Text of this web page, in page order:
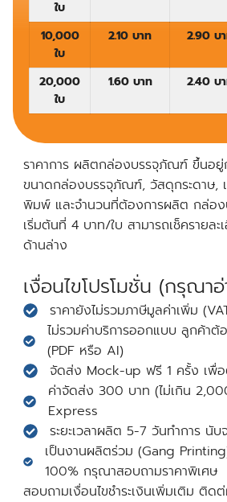
ใบ
10,000
ใบ
2.10 บาท 2.90 บ
20,000
ใบ
1.60 บาท 2.40 บ
ราคาการ ผลิตกล่องบรรจุภัณฑ์ ขึ้นอยู่
ขนาดกล่องบรรจุภัณฑ์, วัสดุกระดาษ,
พิมพ์ และจำนวนที่ต้องการผลิต กล่อ
เริ่มต้นที่ 4 บาท/ใบ สามารถเช็ครายละ
ด้านล่าง
เงื่อนไขโปรโมชั่น (กรุณา
ราคายังไม่รวมภาษีมูลค่าเพิ่ม
ไม่รวมค่าบริการออกแบบ ลูกค้า
(PDF หรือ AI)
จัดส่ง Mock-up ฟรี 1 ครั้ง เพื่
ค่าจัดส่ง 300 บาท (ไม่เกิน
Express
ระยะเวลาผลิต 5-7 วันทำการ นั
เป็นงานผลิตร่วม (Gang
100% กรุณาสอบถามราคาพิเศษ
สอบถามเงื่อนไขชำระเงินเพิ่มเติม ติด